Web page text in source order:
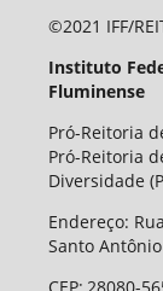
©2021 IFF/
Instituto
Fluminense
Pró-Reitoria
Pró-Reitoria
Diversidade
Endereço:
Santo